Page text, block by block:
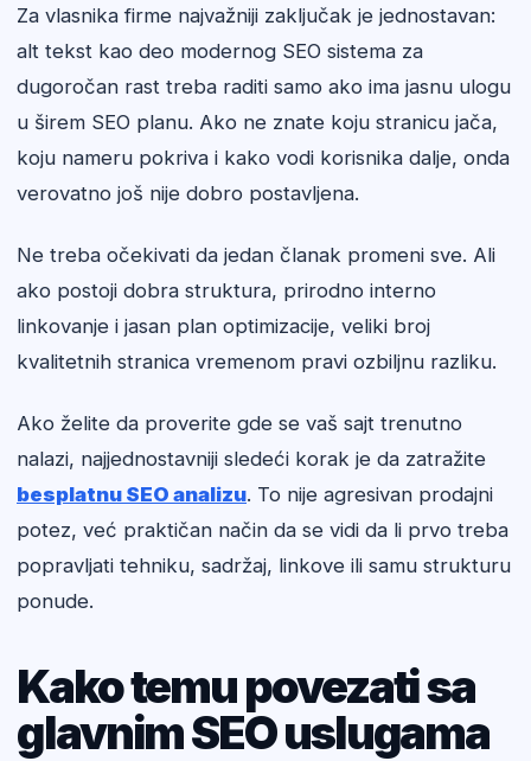
Za vlasnika firme najvažniji zaključak je jednostavan:
alt tekst kao deo modernog SEO sistema za
dugoročan rast treba raditi samo ako ima jasnu ulogu
u širem SEO planu. Ako ne znate koju stranicu jača,
koju nameru pokriva i kako vodi korisnika dalje, onda
verovatno još nije dobro postavljena.
Ne treba očekivati da jedan članak promeni sve. Ali
ako postoji dobra struktura, prirodno interno
linkovanje i jasan plan optimizacije, veliki broj
kvalitetnih stranica vremenom pravi ozbiljnu razliku.
Ako želite da proverite gde se vaš sajt trenutno
nalazi, najjednostavniji sledeći korak je da zatražite
besplatnu SEO analizu. To nije agresivan prodajni
potez, već praktičan način da se vidi da li prvo treba
popravljati tehniku, sadržaj, linkove ili samu strukturu
ponude.
Kako temu povezati sa
glavnim SEO uslugama